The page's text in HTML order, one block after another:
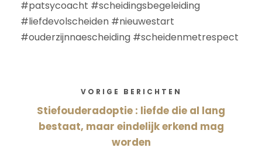
#patsycoacht #scheidingsbegeleiding
#liefdevolscheiden #nieuwestart
#ouderzijnnaescheiding #scheidenmetrespect
VORIGE BERICHTEN
Stiefouderadoptie : liefde die al lang
bestaat, maar eindelijk erkend mag
worden